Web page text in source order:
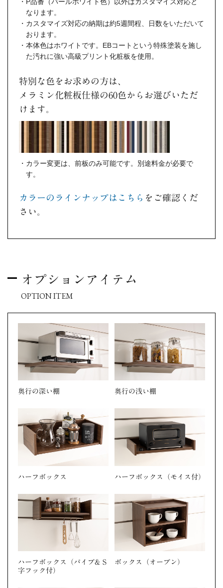
なります。
カスタマイズ対応の納期は約5週間程、日数をいただいて
おります。
本体色はホワイトです。EBコートという特殊塗装を施し
た汚れに強い高級プリント化粧板を使用。
特別な色をお求めの方は、
メラミン化粧板仕様の60色からお選びいただ
けます。
カラー変更は、前板のみ可能です。別途料金が必要で
す。
カラーのラインナップはこちら をご確認くだ
さい。
オプションアイテム
OPTION ITEM
奥行の深い棚 奥行の浅い棚
ハーフボックス ハーフボックス（モイス付）
ハーフボックス（パイプ& S
字フック付）
ボックス（オープン）